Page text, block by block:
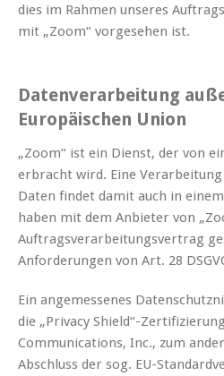
dies im Rahmen unseres
mit „Zoom“ vorgesehen ist.
Datenverarbeitung
Europäischen Union
„Zoom“ ist ein Dienst, der von
erbracht wird. Eine
Daten findet damit auch in
haben mit dem Anbieter von
Auftragsverarbeitungsvertrag
Anforderungen von Art. 28
Ein angemessenes
die „Privacy Shield“-
Communications, Inc., zum
Abschluss der sog. EU-